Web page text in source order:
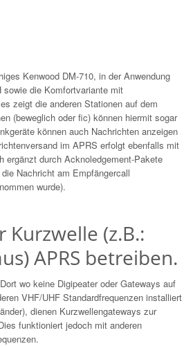
Kenwood DM-710, in der Anwendung
die Komfortvariante mit
zeigt die anderen Stationen auf dem
(beweglich oder fic) können hiermit sogar
können auch Nachrichten anzeigen
im APRS erfolgt ebenfalls mit
ergänzt durch Acknoledgement-Pakete
Nachricht am Empfängercall
wurde).
Kurzwelle (z.B.:
APRS betreiben.
wo keine Digipeater oder Gateways auf
VHF/UHF Standardfrequenzen installiert
dienen Kurzwellengateways zur
funktioniert jedoch mit anderen